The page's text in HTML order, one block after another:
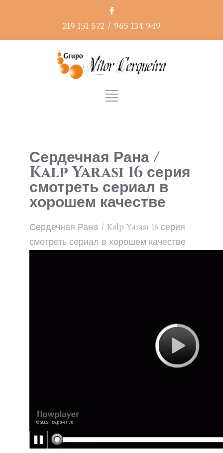
219 151 572 / 965 134 949
Сердечная Рана /
Kalp Yarası 16 серия
смотреть сериал в
хорошем качестве
Сердечная Рана / Kalp Yarası 16 серия
смотреть сериал в хорошем качестве